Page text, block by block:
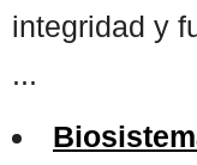
integridad y
...